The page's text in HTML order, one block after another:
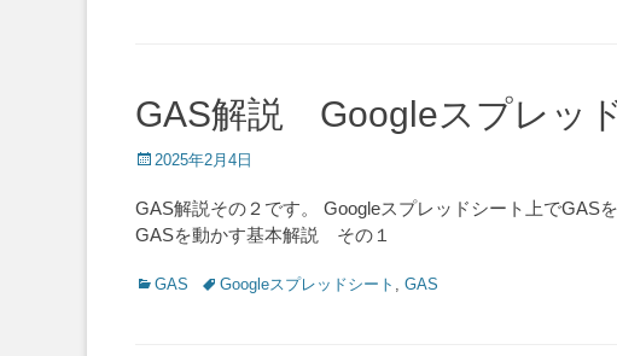
GAS解説 Googleスプレッ
Posted
2025年2月4日
GAS解説その２です。 Googleスプレッドシート上で
GASを動かす基本解説 その１
Categories
GAS TagsGoogleスプレッドシート , GAS